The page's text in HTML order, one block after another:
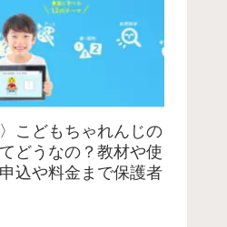
こどもちゃれんじの
どうなの？教材や使
込や料金まで保護者